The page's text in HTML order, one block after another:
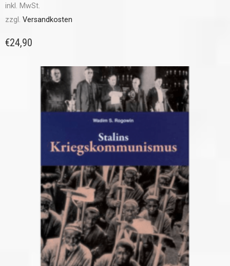
inkl. MwSt.
zzgl. Versandkosten
€24,90